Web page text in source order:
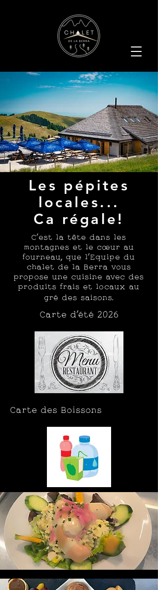
Les pépites
locales...
Ca régale!
C’est la tête dans les
montagnes et le cœur au
fourneau, que l’Equipe du
chalet de la Berra vous
propose une cuisine avec des
produits frais et locaux au
gré des saisons.
Carte d'été 2026
Carte des Boissons